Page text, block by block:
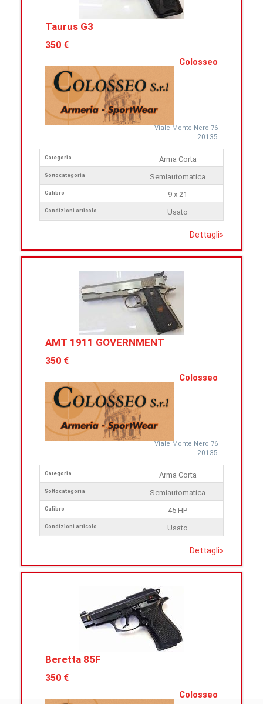
Taurus G3
350 €
Colosseo
Viale Monte Nero 76
20135
Categoria
Sottocategoria
Calibro
Condizioni articolo
Arma Corta
Semiautomatica
9 x 21
Usato
Dettagli»
AMT 1911 GOVERNMENT
350 €
Colosseo
Viale Monte Nero 76
20135
Categoria
Sottocategoria
Calibro
Condizioni articolo
Arma Corta
Semiautomatica
45 HP
Usato
Dettagli»
Beretta 85F
350 €
Colosseo